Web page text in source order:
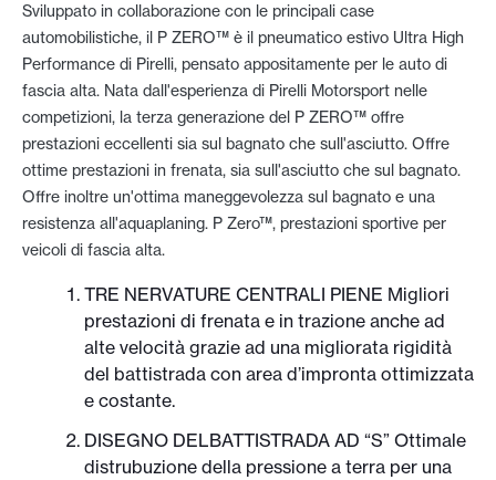
Sviluppato in collaborazione con le principali case
automobilistiche, il P ZERO™ è il pneumatico estivo Ultra High
Performance di Pirelli, pensato appositamente per le auto di
fascia alta. Nata dall'esperienza di Pirelli Motorsport nelle
competizioni, la terza generazione del P ZERO™ offre
prestazioni eccellenti sia sul bagnato che sull'asciutto. Offre
ottime prestazioni in frenata, sia sull'asciutto che sul bagnato.
Offre inoltre un'ottima maneggevolezza sul bagnato e una
resistenza all'aquaplaning. P Zero™, prestazioni sportive per
veicoli di fascia alta.
TRE NERVATURE CENTRALI PIENE Migliori
prestazioni di frenata e in trazione anche ad
alte velocità grazie ad una migliorata rigidità
del battistrada con area d’impronta ottimizzata
e costante.
DISEGNO DELBATTISTRADA AD “S” Ottimale
distrubuzione della pressione a terra per una